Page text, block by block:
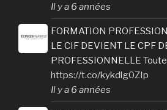
Il y a 6 années
FORMATION
LE CIF DEVIENT LE CPF
PROFESSIONNELLE
https://t.co/kykdlg0ZIp
Il y a 6 années